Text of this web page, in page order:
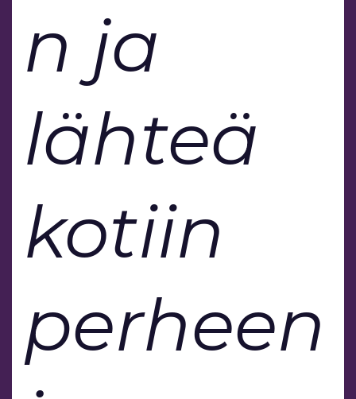
n ja
lähteä
kotiin
perheen